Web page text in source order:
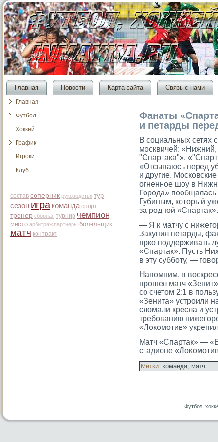
Главная Новости Карта сайта Связь с нами
Главная
Футбол
Хоккей
График
Игроки
Клуб
состав соперник руководство тур
сезон игра команда спорт
тренер сборная турнир чемпион
место арбитраж партнеры болельщик
матч контракт
Фанаты
и петарды
В социальных сетях
москвичей: «Нижний,
"Спартака"»,
«Отсыпаюсь перед
и другие.
огненное шоу в
Города»
Губиным, который
за родной «Спартак».
— Я к матчу с
Закупил петарды,
ярко поддерживать
«Спартак». Пусть
в эту субботу, —
Напомним, в
прошел матч
со счетом 2:1 в
«Зенита» устроили
сломали кресла и
требованию
«Локомотив»
Матч «Спартак» —
стадионе
Метки: команда, матч
Футбол,